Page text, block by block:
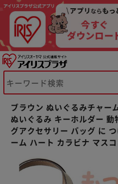
ブラウン ぬいぐるみチャー
ぬいぐるみ キーホルダー 動
グアクセサリー バッグ に
ーム ハート カラビナ マス
※ご確認ください
カートに入れる